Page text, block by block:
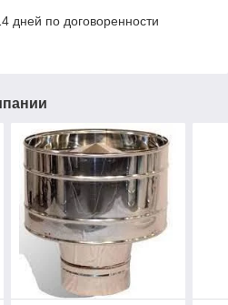
дней по договоренности